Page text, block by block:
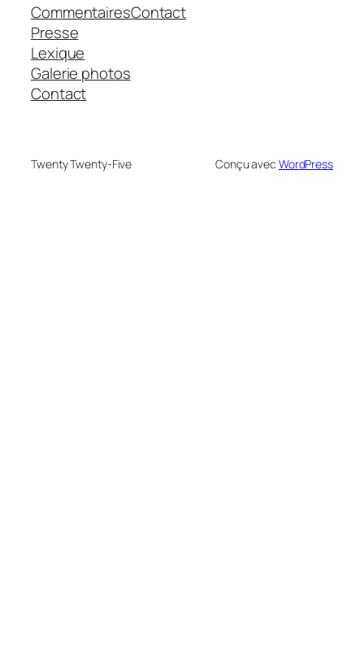
Commentaires
Presse
Lexique
Galerie photos
Contact
Contact
Twenty Twenty-Five Conçu avec WordPress